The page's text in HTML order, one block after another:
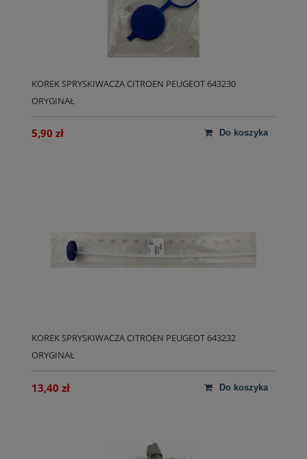
KOREK SPRYSKIWACZA CITROEN PEUGEOT 643230
ORYGINAŁ
5,90 zł do koszyka
KOREK SPRYSKIWACZA CITROEN PEUGEOT 643232
ORYGINAŁ
13,40 zł do koszyka